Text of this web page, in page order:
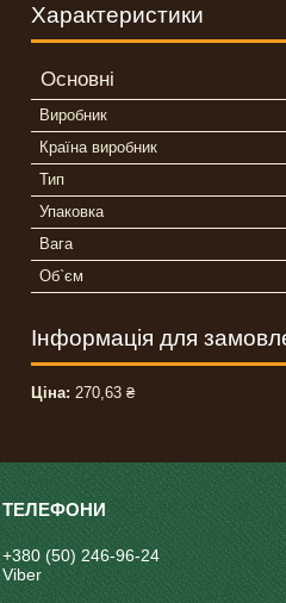
Характеристики
Основні
Виробник
Країна виробник
Тип
Упаковка
Вага
Об`єм
Інформація для
Ціна: 270,63 ₴
+380 (50) 246-96-24
Viber